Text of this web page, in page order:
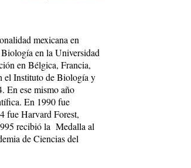
mexicana en
en la Universidad
en Bélgica, Francia,
el Instituto de Biología y
En ese mismo año
En 1990 fue
fue Harvard Forest,
recibió la Medalla al
de Ciencias del